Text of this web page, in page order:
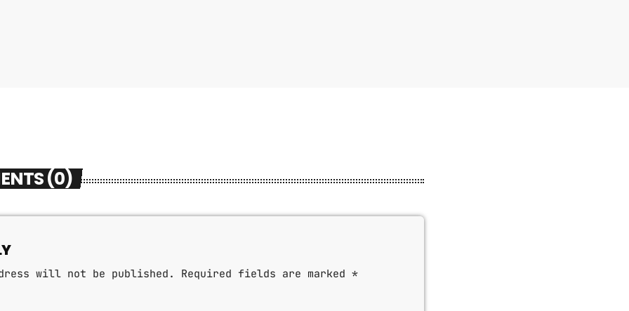
(0)
will not be published. Required fields are marked *